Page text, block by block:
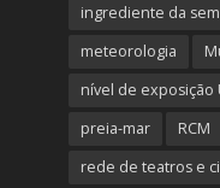
ingrediente da
meteorologia
nível de exposição
preia-mar
RCM
rede de teatros e